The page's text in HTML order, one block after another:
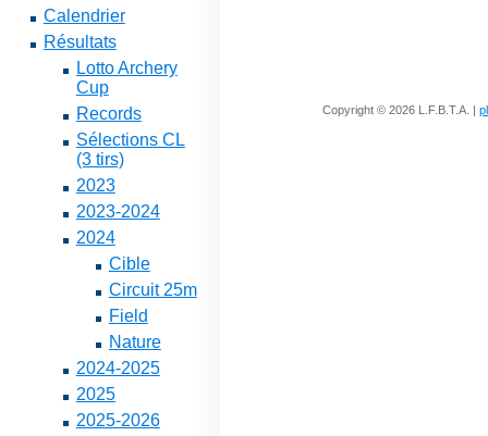
Calendrier
Résultats
Lotto Archery
Cup
Records
Sélections CL
(3 tirs)
2023
2023-2024
2024
Cible
Circuit 25m
Field
Nature
2024-2025
2025
2025-2026
Copyright © 2026 L.F.B.T.A. |